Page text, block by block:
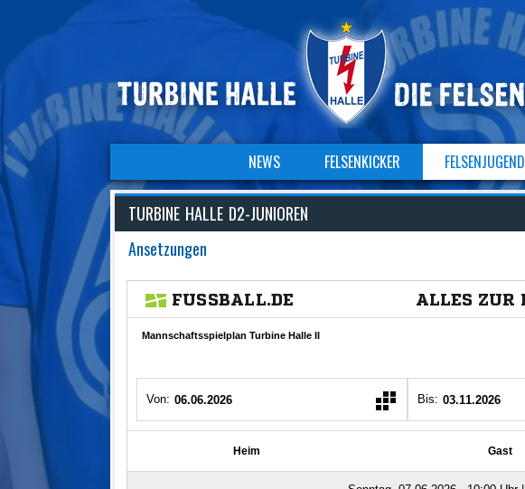
NAVIGATION
ÜBERSPRINGEN
NEWS FELSENKICKER FELSENJUGEND
Navigation
überspringen
TURBINE HALLE D2-JUNIOREN
Ansetzungen